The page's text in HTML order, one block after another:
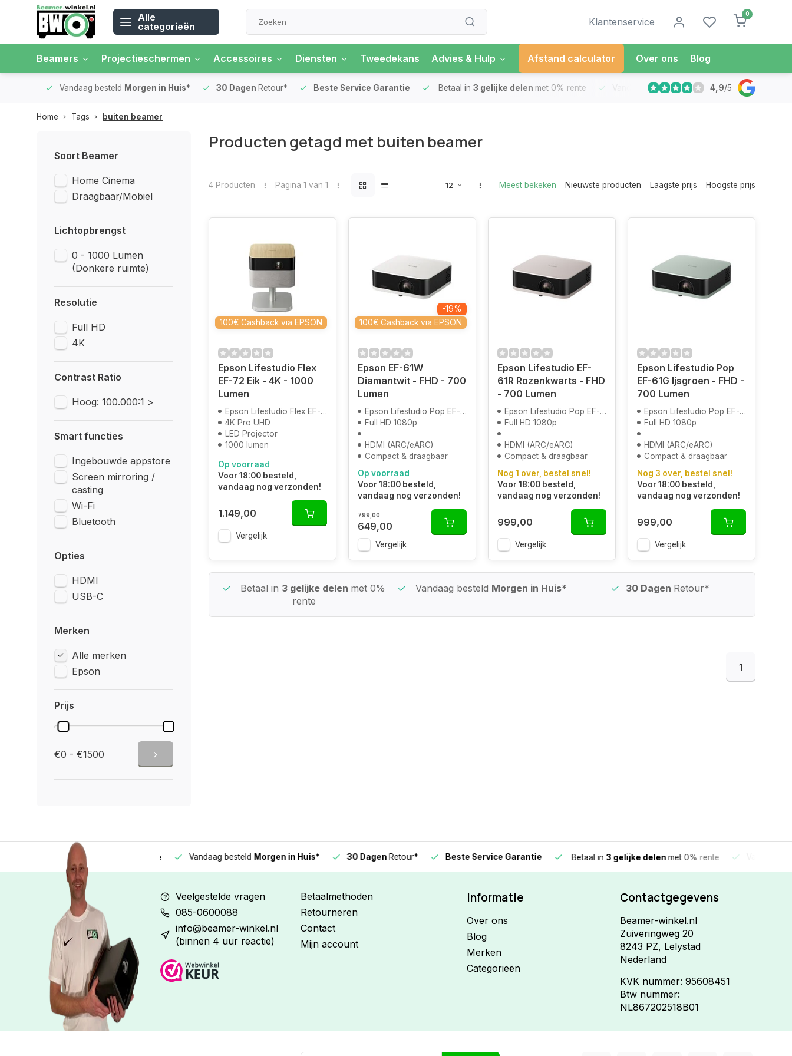
Alle
categorieën
Klantenservice
0
Beamers Projectieschermen Accessoires Diensten Tweedekans Advies & Hulp Afstand calculator Over ons Blog
Vandaag besteld Morgen in Huis* 30 DagenRetour* Beste Service Garantie Betaal in 3 gelijke delenmet 0% rente Vandaag besteldMorgen in Huis*
4,9/5
Home Tags buiten beamer
Soort Beamer
Home Cinema
Draagbaar/Mobiel
Lichtopbrengst
0 - 1000 Lumen
(Donkere ruimte)
Resolutie
Full HD
4K
Contrast Ratio
Hoog: 100.000:1 >
Smart functies
Ingebouwde appstore
Screen mirroring /
casting
Wi-Fi
Bluetooth
Opties
HDMI
USB-C
Merken
Alle merken
Epson
Prijs
€0 - €1500
Producten getagd met buiten beamer
4 Producten Pagina 1 van 1 Meest bekeken Nieuwste producten Laagste prijs Hoogste prijs
100€ Cashback via EPSON
Epson Lifestudio Flex
EF-72 Eik - 4K - 1000
Lumen
Epson Lifestudio Flex EF-72 Eik
4K Pro UHD
LED Projector
1000 lumen
Op voorraad
Voor 18:00 besteld,
vandaag nog verzonden!
1.149,00
Vergelijk
-19%
100€ Cashback via EPSON
Epson EF-61W
Diamantwit - FHD - 700
Lumen
Epson Lifestudio Pop EF-61W
Full HD 1080p
HDMI (ARC/eARC)
Compact & draagbaar
Op voorraad
Voor 18:00 besteld,
vandaag nog verzonden!
799,00
649,00
Vergelijk
Epson Lifestudio EF-
61R Rozenkwarts - FHD
- 700 Lumen
Epson Lifestudio Pop EF-61G
Full HD 1080p
HDMI (ARC/eARC)
Compact & draagbaar
Nog 1 over, bestel snel!
Voor 18:00 besteld,
vandaag nog verzonden!
999,00
Vergelijk
Epson Lifestudio Pop
EF-61G Ijsgroen - FHD -
700 Lumen
Epson Lifestudio Pop EF-61G
Full HD 1080p
HDMI (ARC/eARC)
Compact & draagbaar
Nog 3 over, bestel snel!
Voor 18:00 besteld,
vandaag nog verzonden!
999,00
Vergelijk
Betaal in 3 gelijke delen met 0%
rente
Vandaag besteld Morgen in Huis* 30 Dagen Retour*
1
3 gelijke delen Vandaag besteldMorgen in Huis* 30 DagenRetour* Beste Service Garantie Betaal in 3 gelijke delen met 0% rente Vandaag
Veelgestelde vragen
085-0600088
info@beamer-winkel.nl
(binnen 4 uur reactie)
Betaalmethoden
Retourneren
Contact
Mijn account
Informatie
Over ons
Blog
Merken
Categorieën
Contactgegevens
Beamer-winkel.nl
Zuiveringweg 20
8243 PZ, Lelystad
Nederland
KVK nummer: 95608451
Btw nummer:
NL867202518B01